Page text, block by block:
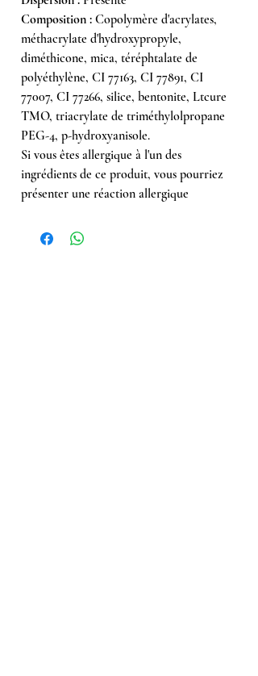
Composition : Copolymère d'acrylates,
méthacrylate d'hydroxypropyle,
diméthicone, mica, téréphtalate de
polyéthylène, CI 77163, CI 77891, CI
77007, CI 77266, silice, bentonite, Ltcure
TMO, triacrylate de triméthylolpropane
PEG-4, p-hydroxyanisole.
Si vous êtes allergique à l'un des
ingrédients de ce produit, vous pourriez
présenter une réaction allergique